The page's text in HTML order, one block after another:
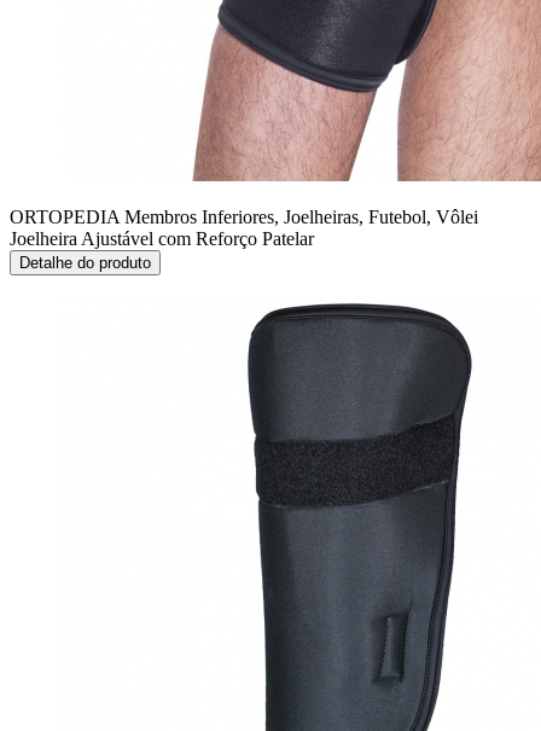
ORTOPEDIA Membros Inferiores, Joelheiras, Futebol, Vôlei
Joelheira Ajustável com Reforço Patelar
Detalhe do produto